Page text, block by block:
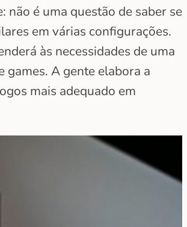
é uma questão de saber se
em várias configurações.
às necessidades de uma
A gente elabora a
mais adequado em